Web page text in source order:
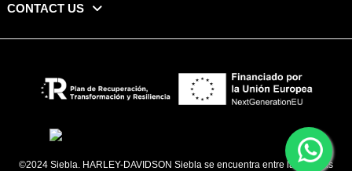
CONTACT US
©2024 Siebla. HARLEY-DAVIDSON Siebla se encuentra entre las marcas